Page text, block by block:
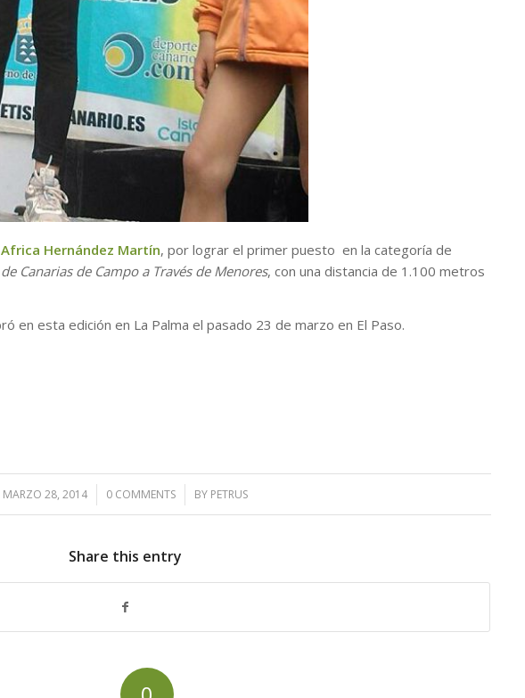
Africa Hernández Martín, por lograr el primer puesto en la categoría de
Canarias de Campo a Través de Menores, con una distancia de 1.100 metros
en esta edición en La Palma el pasado 23 de marzo en El Paso.
MARZO 28, 2014
/ 0 COMMENTS
/ BY PETRUS
Share this entry